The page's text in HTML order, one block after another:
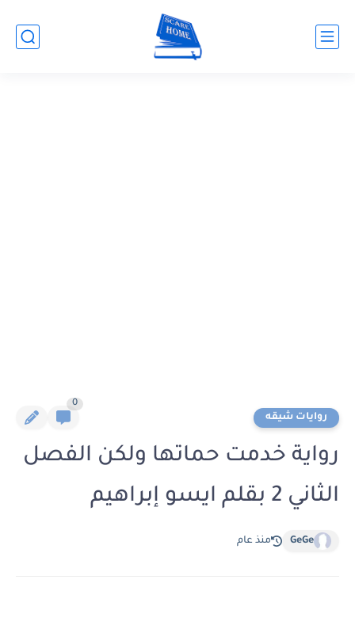
روايات شيقه
0
رواية خدمت حماتها ولكن الفصل
الثاني 2 بقلم ايسو إبراهيم
GeGe منذ عام